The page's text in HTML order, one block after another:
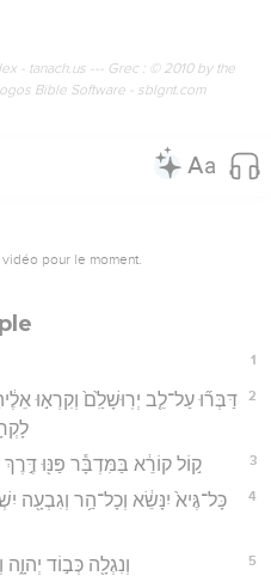
- tanach.us --- Grec : © 2010 by the
Bible Software - sblgnt.com
pour le moment.
1
2
דַּבְּר֞וּ עַל־לֵ֤ב יְרֽוּשָׁלִַ֙ם֙ וְקִרְא֣וּ
3 ק֣וֹל קוֹרֵ֔א בַּמִּדְבָּ֕ר פַּנּ֖וּ דֶּ֣רֶךְ
4
כָּל־גֶּיא֙ יִנָּשֵׂ֔א וְכָל־הַ֥ר וְגִבְעָ֖ה
5 וְנִגְלָ֖ה כְּב֣וֹד יְהוָ֑ה